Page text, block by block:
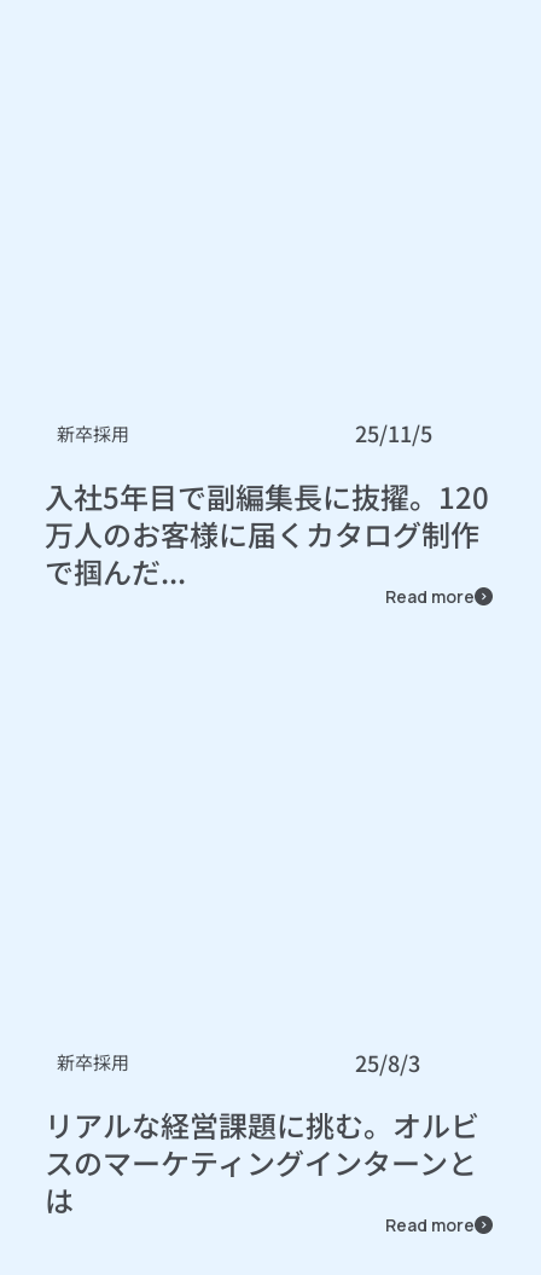
新卒採用 25/11/5
入社5年目で副編集長に抜擢。120
万人のお客様に届くカタログ制作
で掴んだ...
Read more
新卒採用 25/8/3
リアルな経営課題に挑む。オルビ
スのマーケティングインターンと
は
Read more